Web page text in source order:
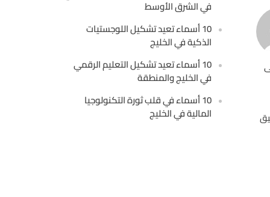
في الشرق الأوسط
10 أسماء تعيد تشكيل اللوجستيات
الذكية في الخليج
10 أسماء تعيد تشكيل التعليم الرقمي
في الخليج والمنطقة
10 أسماء في قلب ثورة التكنولوجيا
المالية في الخليج